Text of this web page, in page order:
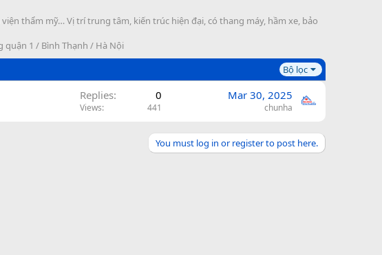
thẩm mỹ… Vị trí trung tâm, kiến trúc hiện đại, có thang máy, hầm xe, bảo
1 / Bình Thạnh / Hà Nội
Bộ lọc
Replies 0
Views 441
Mar 30, 2025
chunha
You must log in or register to post here.